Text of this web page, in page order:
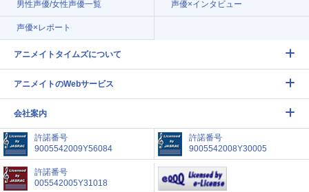
男性声優/女性声優一覧 声優×インタビュー
声優×レポート
アニメイトタイムズについて
アニメイトのWebサービス
会社案内
許諾番号
9005542009Y56084
許諾番号
9005542008Y30005
許諾番号
005542005Y31018